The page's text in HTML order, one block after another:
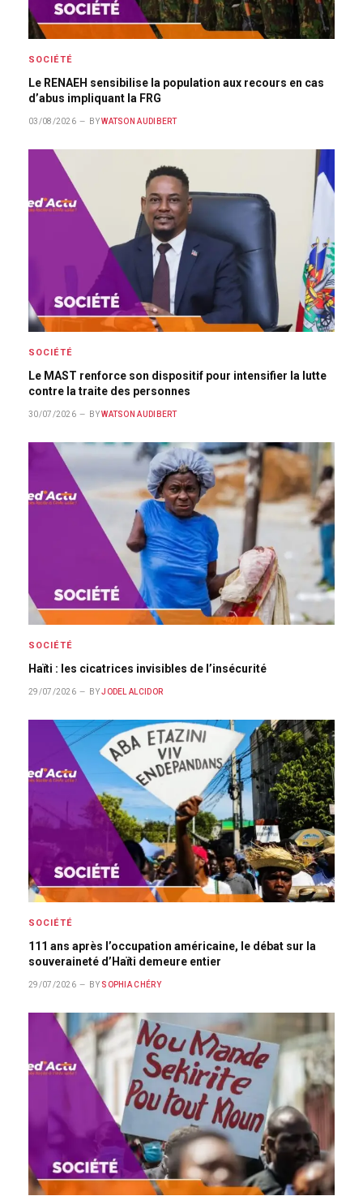
SOCIÉTÉ
Le RENAEH sensibilise la population aux recours en cas
d’abus impliquant la FRG
03/08/2026 BY WATSON AUDIBERT
SOCIÉTÉ
Le MAST renforce son dispositif pour intensifier la lutte
contre la traite des personnes
30/07/2026 BY WATSON AUDIBERT
SOCIÉTÉ
Haïti : les cicatrices invisibles de l’insécurité
29/07/2026 BY JODEL ALCIDOR
SOCIÉTÉ
111 ans après l’occupation américaine, le débat sur la
souveraineté d’Haïti demeure entier
29/07/2026 BY SOPHIA CHÉRY